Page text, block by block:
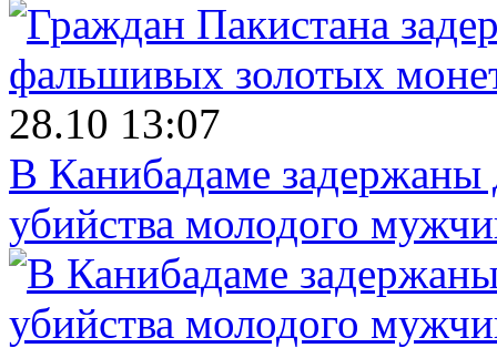
28.10 13:07
В Канибадаме задержаны
убийства молодого